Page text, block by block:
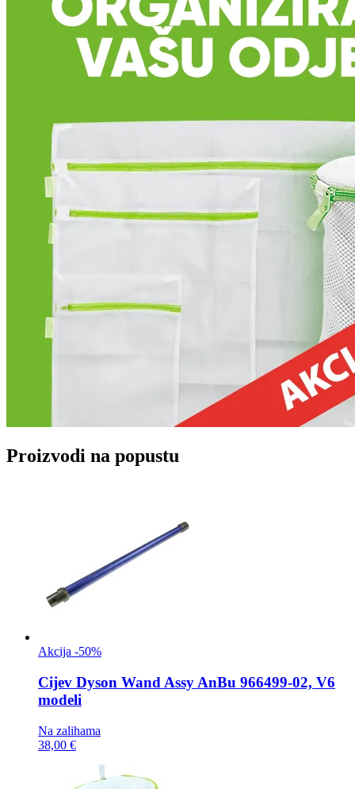
Proizvodi na popustu
Akcija -50%
Cijev Dyson Wand Assy AnBu 966499-02, V6
modeli
Na zalihama
38,00 €